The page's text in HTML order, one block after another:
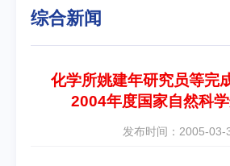
综合新闻
化学所姚建年研究员等完
2004年度国家自然科
发布时间：2005-03-